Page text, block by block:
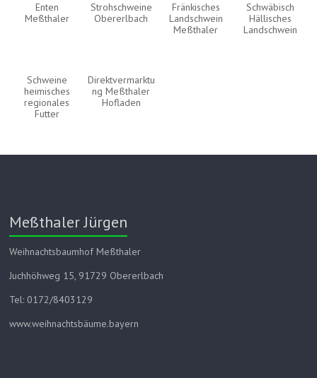
Enten
Meßthaler
Strohschweine
Obererlbach
Fränkisches
Landschwein
Meßthaler
Schwäbisch
Hällisches
Landschwein
Schweine
heimisches
regionales
Futter
Direktvermarktu
ng Meßthaler
Hofladen
Meßthaler Jürgen
Weihnachtsbaumhof Meßthaler
Juchhöhweg 15, 91729 Obererlbach
Tel: 0172/8403129
www.weihnachtsbäume.bayern